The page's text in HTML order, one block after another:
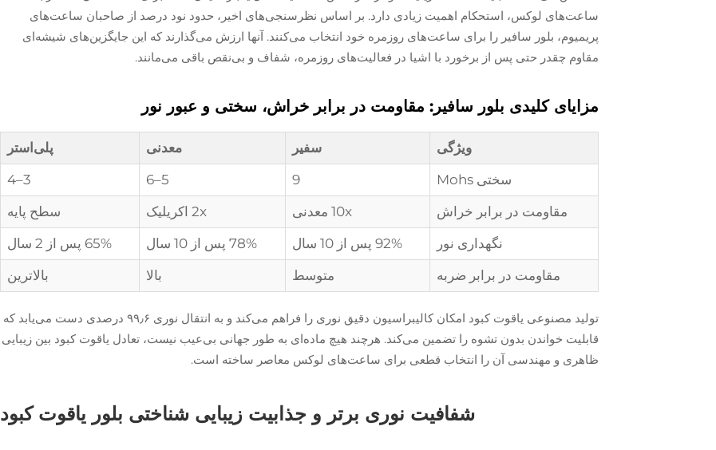
ساعت‌های لوکس، استحکام اهمیت زیادی دارد. بر اساس نظرسنجی‌های اخیر، حدود نود درصد از صاحبان ساعت‌های
پریمیوم، بلور سافیر را برای ساعت‌های روزمره خود انتخاب می‌کنند. آنها ارزش می‌گذارند که این جایگزین‌های شیشه‌ای
مقاوم چقدر حتی پس از برخورد با اشیا در فعالیت‌های روزمره، شفاف و بی‌نقص باقی می‌مانند.
مزایای کلیدی بلور سافیر: مقاومت در برابر خراش، سختی و عبور نور
ویژگی سفیر معدنی
پلی‌استر
سختی Mohs
9
5–6
3–4
مقاومت در برابر خراش
10x معدنی 2x اکریلیک
سطح پایه
نگهداری نور
92% پس از 10 سال 78% پس از 10 سال
65% پس از 2 سال
مقاومت در برابر ضربه
متوسط بالا بالاترین
تولید مصنوعی یاقوت کبود امکان کالیبراسیون دقیق نوری را فراهم می‌کند و به انتقال نوری ۹۹٫۶ درصدی دست می‌یابد که
قابلیت خواندن بدون تشوه را تضمین می‌کند. هرچند هیچ ماده‌ای به طور جهانی بی‌عیب نیست، تعادل یاقوت کبود بین زیبایی
ظاهری و مهندسی آن را انتخاب قطعی برای ساعت‌های لوکس معاصر ساخته است.
شفافیت نوری برتر و جذابیت زیبایی شناختی بلور یاقوت کبود